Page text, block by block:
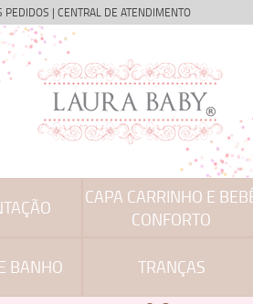
PEDIDOS | CENTRAL DE ATENDIMENTO
CAPA CARRINHO E
CONFORTO
BANHO TRANÇAS